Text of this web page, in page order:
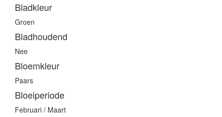
Bladkleur
Groen
Bladhoudend
Nee
Bloemkleur
Paars
Bloeiperiode
Februari / Maart